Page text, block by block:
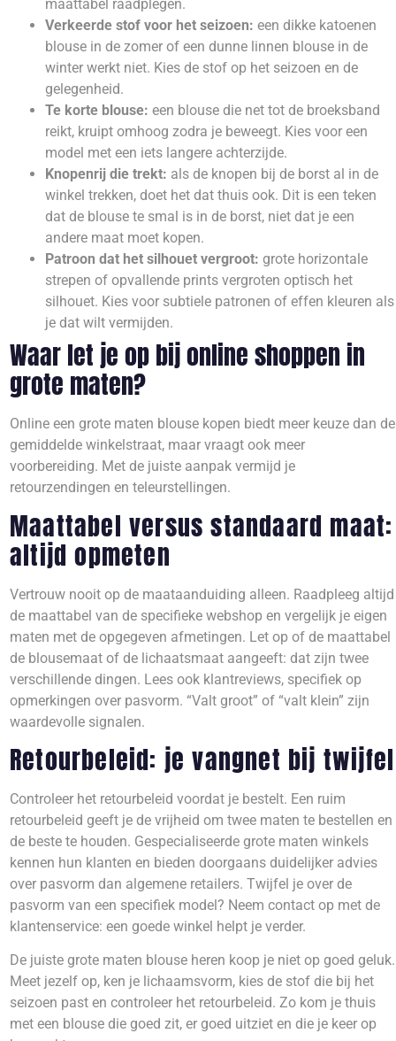
maattabel raadplegen.
Verkeerde stof voor het seizoen: een dikke katoenen
blouse in de zomer of een dunne linnen blouse in de
winter werkt niet. Kies de stof op het seizoen en de
gelegenheid.
Te korte blouse: een blouse die net tot de broeksband
reikt, kruipt omhoog zodra je beweegt. Kies voor een
model met een iets langere achterzijde.
Knopenrij die trekt: als de knopen bij de borst al in de
winkel trekken, doet het dat thuis ook. Dit is een teken
dat de blouse te smal is in de borst, niet dat je een
andere maat moet kopen.
Patroon dat het silhouet vergroot: grote horizontale
strepen of opvallende prints vergroten optisch het
silhouet. Kies voor subtiele patronen of effen kleuren als
je dat wilt vermijden.
Waar let je op bij online shoppen in
grote maten?
Online een grote maten blouse kopen biedt meer keuze dan de
gemiddelde winkelstraat, maar vraagt ook meer
voorbereiding. Met de juiste aanpak vermijd je
retourzendingen en teleurstellingen.
Maattabel versus standaard maat:
altijd opmeten
Vertrouw nooit op de maataanduiding alleen. Raadpleeg altijd
de maattabel van de specifieke webshop en vergelijk je eigen
maten met de opgegeven afmetingen. Let op of de maattabel
de blousemaat of de lichaatsmaat aangeeft: dat zijn twee
verschillende dingen. Lees ook klantreviews, specifiek op
opmerkingen over pasvorm. “Valt groot” of “valt klein” zijn
waardevolle signalen.
Retourbeleid: je vangnet bij twijfel
Controleer het retourbeleid voordat je bestelt. Een ruim
retourbeleid geeft je de vrijheid om twee maten te bestellen en
de beste te houden. Gespecialiseerde grote maten winkels
kennen hun klanten en bieden doorgaans duidelijker advies
over pasvorm dan algemene retailers. Twijfel je over de
pasvorm van een specifiek model? Neem contact op met de
klantenservice: een goede winkel helpt je verder.
De juiste grote maten blouse heren koop je niet op goed geluk.
Meet jezelf op, ken je lichaamsvorm, kies de stof die bij het
seizoen past en controleer het retourbeleid. Zo kom je thuis
met een blouse die goed zit, er goed uitziet en die je keer op